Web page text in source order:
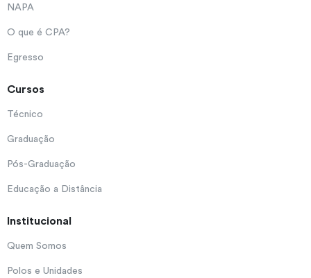
NAPA
O que é CPA?
Egresso
Cursos
Técnico
Graduação
Pós-Graduação
Educação a Distância
Institucional
Quem Somos
Polos e Unidades